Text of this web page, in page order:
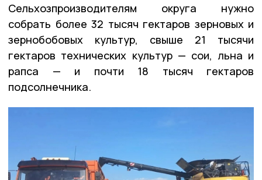
Сельхозпроизводителям округа нужно
собрать более 32 тысяч гектаров зерновых и
зернобобовых культур, свыше 21 тысячи
гектаров технических культур — сои, льна и
рапса — и почти 18 тысяч гектаров
подсолнечника.